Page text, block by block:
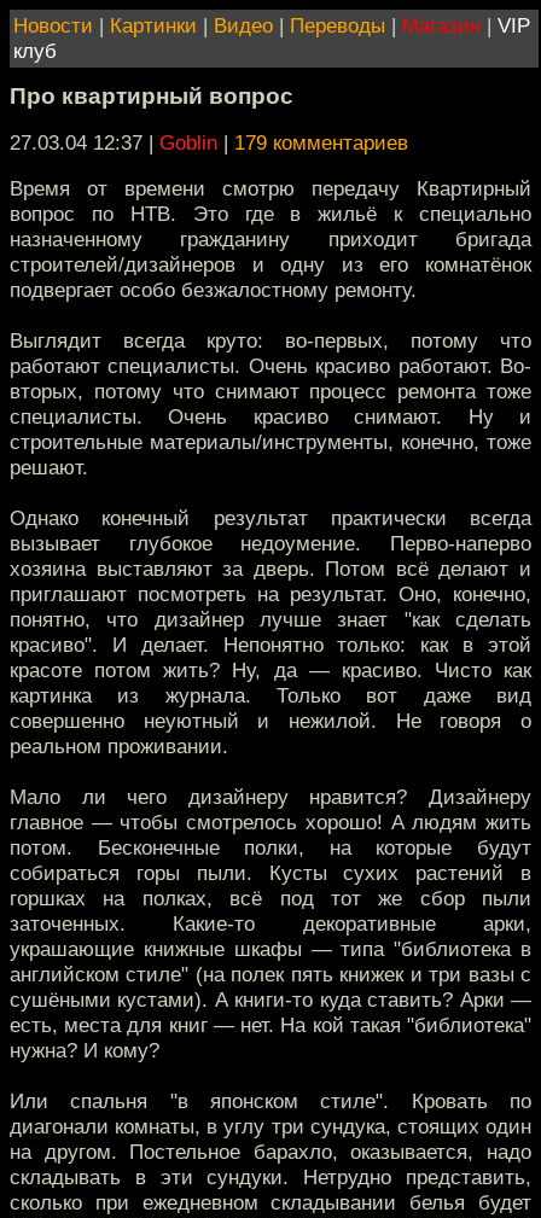
Новости | Картинки | Видео | Переводы | Магазин | VIP
клуб
Про квартирный вопрос
27.03.04 12:37 | Goblin | 179 комментариев
Время от времени смотрю передачу Квартирный
вопрос по НТВ. Это где в жильё к специально
назначенному гражданину приходит бригада
строителей/дизайнеров и одну из его комнатёнок
подвергает особо безжалостному ремонту.
Выглядит всегда круто: во-первых, потому что
работают специалисты. Очень красиво работают. Во-
вторых, потому что снимают процесс ремонта тоже
специалисты. Очень красиво снимают. Ну и
строительные материалы/инструменты, конечно, тоже
решают.
Однако конечный результат практически всегда
вызывает глубокое недоумение. Перво-наперво
хозяина выставляют за дверь. Потом всё делают и
приглашают посмотреть на результат. Оно, конечно,
понятно, что дизайнер лучше знает "как сделать
красиво". И делает. Непонятно только: как в этой
красоте потом жить? Ну, да — красиво. Чисто как
картинка из журнала. Только вот даже вид
совершенно неуютный и нежилой. Не говоря о
реальном проживании.
Мало ли чего дизайнеру нравится? Дизайнеру
главное — чтобы смотрелось хорошо! А людям жить
потом. Бесконечные полки, на которые будут
собираться горы пыли. Кусты сухих растений в
горшках на полках, всё под тот же сбор пыли
заточенных. Какие-то декоративные арки,
украшающие книжные шкафы — типа "библиотека в
английском стиле" (на полек пять книжек и три вазы с
сушёными кустами). А книги-то куда ставить? Арки —
есть, места для книг — нет. На кой такая "библиотека"
нужна? И кому?
Или спальня "в японском стиле". Кровать по
диагонали комнаты, в углу три сундука, стоящих один
на другом. Постельное барахло, оказывается, надо
складывать в эти сундуки. Нетрудно представить,
сколько при ежедневном складывании белья будет